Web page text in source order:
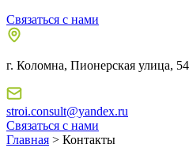
Связаться с нами
г. Коломна, Пионерская улица, 54
stroi.consult@yandex.ru
Связаться с нами
Главная > Контакты